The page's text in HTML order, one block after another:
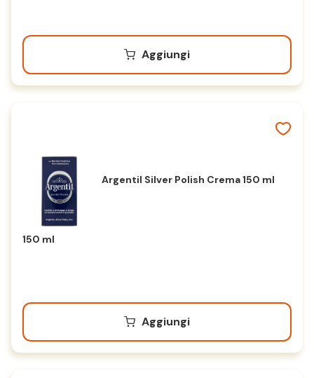
Aggiungi
Argentil Silver Polish Crema 150 ml
150 ml
Aggiungi